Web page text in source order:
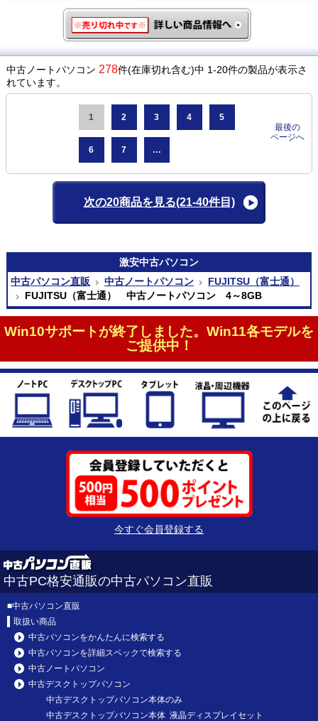
中古ノートパソコン 278件(在庫切れ含む)中 1-20件の製品が表示さ
れています。
1 2 3 4 5
6 7 …
最後の
ページへ
次の20商品を見る(21-40件目)
激安中古パソコン
中古パソコン直販
中古ノートパソコン
FUJITSU（富士通）
FUJITSU（富士通） 中古ノートパソコン 4～8GB
Win10サポートが終了しました。Win11各モデルを
ご提供中！
今すぐ会員登録する
中古PC格安通販の中古パソコン直販
■中古パソコン直販
取扱い商品
中古パソコンをかんたんに検索する
中古パソコンを詳細スペックで検索する
中古ノートパソコン
中古デスクトップパソコン
中古デスクトップパソコン本体のみ
中古デスクトップパソコン本体 液晶ディスプレイセット